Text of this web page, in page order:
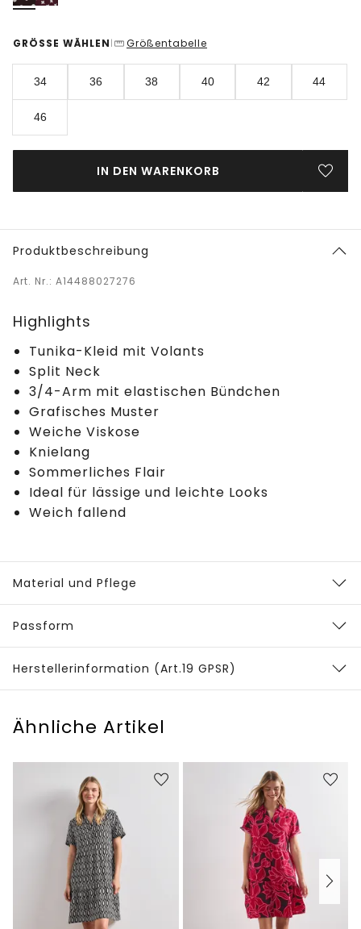
GRÖSSE WÄHLEN | Größentabelle
34 36 38 40 42 44
46
IN DEN WARENKORB
Produktbeschreibung
Art. Nr.: A14488027276
Highlights
Tunika-Kleid mit Volants
Split Neck
3/4-Arm mit elastischen Bündchen
Grafisches Muster
Weiche Viskose
Knielang
Sommerliches Flair
Ideal für lässige und leichte Looks
Weich fallend
Material und Pflege
Passform
Herstellerinformation (Art.19 GPSR)
Ähnliche Artikel